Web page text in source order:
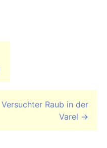
Versuchter Raub in der
Varel →